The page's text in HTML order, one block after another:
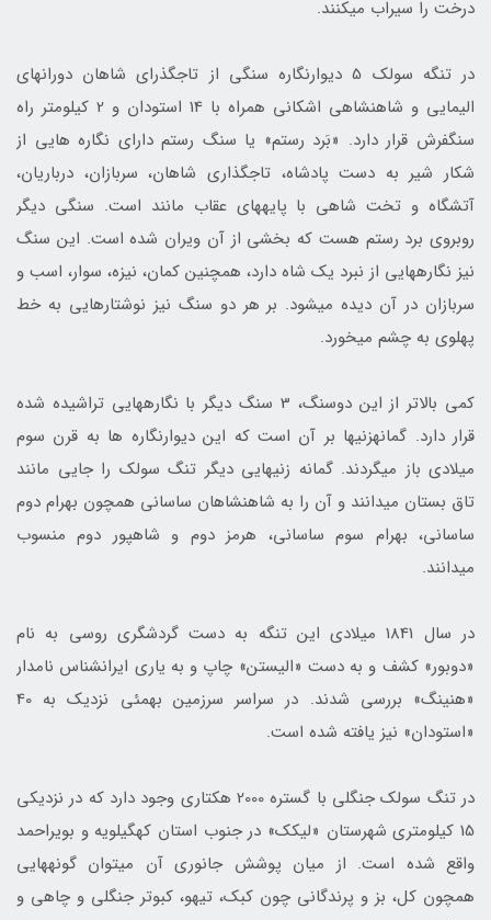
درخت را سیراب می­کنند.
در تنگه سولک 5 دیوارنگاره سنگی از تاجگذرای شاهان دوران­های
الیمایی و شاهنشاهی اشکانی همراه با 14 استودان و 2 کیلومتر راه
سنگفرش قرار دارد. «بَرد رستم» یا سنگ رستم دارای نگاره­ هایی از
شکار شیر به دست پادشاه، تاجگذاری شاهان، سربازان، درباریان،
آتشگاه و تخت شاهی با پایه­های عقاب مانند است. سنگی دیگر
روبروی برد رستم هست که بخشی از آن ویران شده است. این سنگ
نیز نگاره­هایی از نبرد یک شاه دارد، همچنین کمان، نیزه، سوار، اسب و
سربازان در آن دیده می­شود. بر هر دو سنگ نیز نوشتارهایی به خط
پهلوی به چشم می‎خورد.
کمی بالاتر از این دوسنگ، 3 سنگ دیگر با نگاره­هایی تراشیده شده
قرار دارد. گمانهزنی­ها بر آن است که این دیوارنگاره ها به قرن سوم
میلادی باز می­گردند. گمانه زنی­هایی دیگر تنگ سولک را جایی مانند
تاق بستان می­دانند و آن را به شاهنشاهان ساسانی همچون بهرام دوم
ساسانی، بهرام سوم ساسانی، هرمز دوم و شاهپور دوم منسوب
می‎دانند.
در سال 1841 میلادی این تنگه به دست گردشگری روسی به نام
«دوبور» کشف و به دست «الیستن» چاپ و به یاری ایران­شناس نامدار
«هنینگ» بررسی شدند. در سراسر سرزمین بهمئی نزدیک به 40
«استودان» نیز یافته شده است.
در تنگ سولك جنگلی با گستره­ 2000 هكتاری وجود دارد که در نزدیکی
15 كيلومتري شهرستان «ليكك» در جنوب استان كهگيلويه و بويراحمد
واقع شده است. از میان پوشش جانوری آن می­توان گونه­هایی
همچون کل، بز و پرندگانی چون کبک، تیهو، کبوتر جنگلی و چاهی و